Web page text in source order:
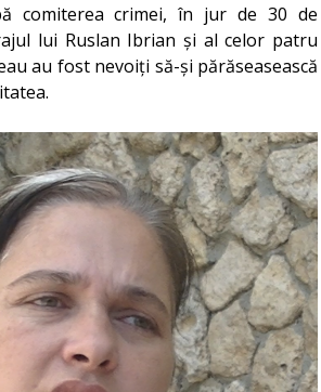
comiterea crimei, în jur de 30 de
lui Ruslan Ibrian și al celor patru
au fost nevoiți să-și părăseasească